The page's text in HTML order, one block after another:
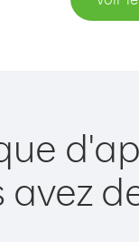
avez